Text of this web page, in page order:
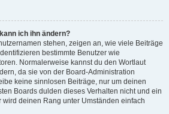
ich ihn ändern?
stehen, zeigen an, wie viele Beiträge
bestimmte Benutzer wie
Normalerweise kannst du den Wortlaut
da sie von der Board-Administration
keine sinnlosen Beiträge, nur um deinen
Boards dulden dieses Verhalten nicht und ein
wird deinen Rang unter Umständen einfach